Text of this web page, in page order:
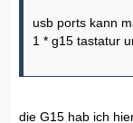
usb ports kann
1 * g15 tastatur
die G15 hab ich